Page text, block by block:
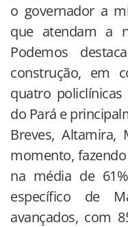
o governador a
que atendam a
Podemos
construção, em
quatro
do Pará e
Breves, Altamira,
momento,
na média de
específico de
avançados, com